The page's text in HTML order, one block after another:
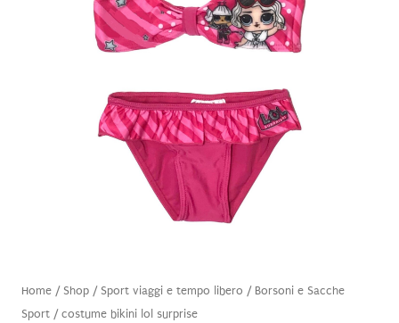
Home/ Shop/ Sport viaggi e tempo libero / Borsoni e Sacche
Sport/ costume bikini lol surprise